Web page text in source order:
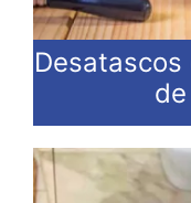
Desatascos